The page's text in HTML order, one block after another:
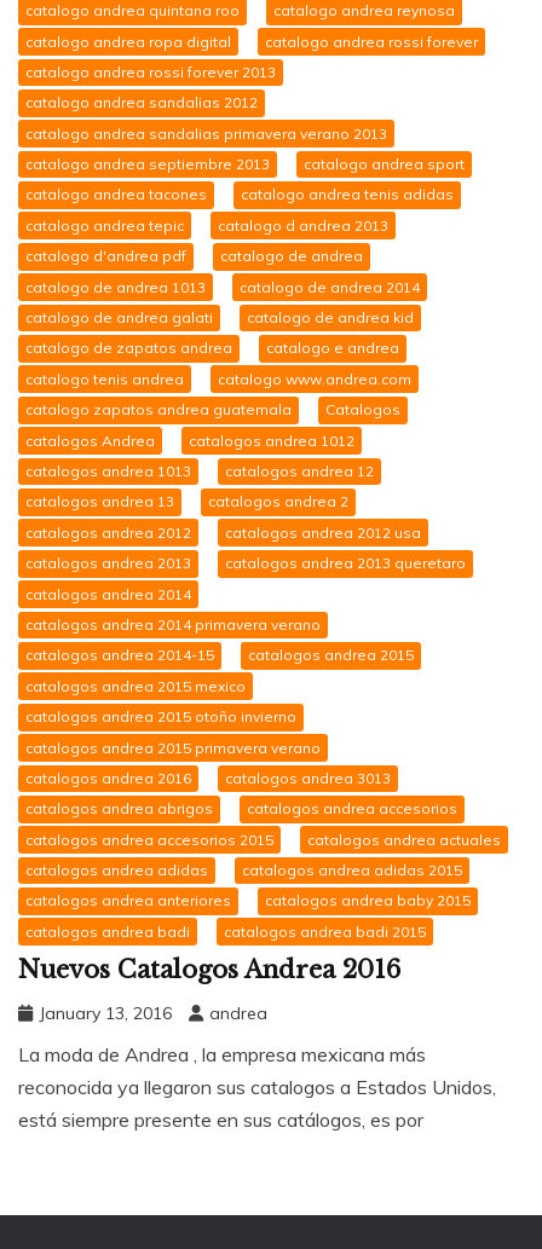
catalogo andrea quintana roo
catalogo andrea reynosa
catalogo andrea ropa digital
catalogo andrea rossi forever
catalogo andrea rossi forever 2013
catalogo andrea sandalias 2012
catalogo andrea sandalias primavera verano 2013
catalogo andrea septiembre 2013
catalogo andrea sport
catalogo andrea tacones
catalogo andrea tenis adidas
catalogo andrea tepic
catalogo d andrea 2013
catalogo d'andrea pdf
catalogo de andrea
catalogo de andrea 1013
catalogo de andrea 2014
catalogo de andrea galati
catalogo de andrea kid
catalogo de zapatos andrea
catalogo e andrea
catalogo tenis andrea
catalogo www.andrea.com
catalogo zapatos andrea guatemala
Catalogos
catalogos Andrea
catalogos andrea 1012
catalogos andrea 1013
catalogos andrea 12
catalogos andrea 13
catalogos andrea 2
catalogos andrea 2012
catalogos andrea 2012 usa
catalogos andrea 2013
catalogos andrea 2013 queretaro
catalogos andrea 2014
catalogos andrea 2014 primavera verano
catalogos andrea 2014-15
catalogos andrea 2015
catalogos andrea 2015 mexico
catalogos andrea 2015 otoño invierno
catalogos andrea 2015 primavera verano
catalogos andrea 2016
catalogos andrea 3013
catalogos andrea abrigos
catalogos andrea accesorios
catalogos andrea accesorios 2015
catalogos andrea actuales
catalogos andrea adidas
catalogos andrea adidas 2015
catalogos andrea anteriores
catalogos andrea baby 2015
catalogos andrea badi
catalogos andrea badi 2015
Nuevos Catalogos Andrea 2016
January 13, 2016 andrea
La moda de Andrea , la empresa mexicana más
reconocida ya llegaron sus catalogos a Estados Unidos,
está siempre presente en sus catálogos, es por